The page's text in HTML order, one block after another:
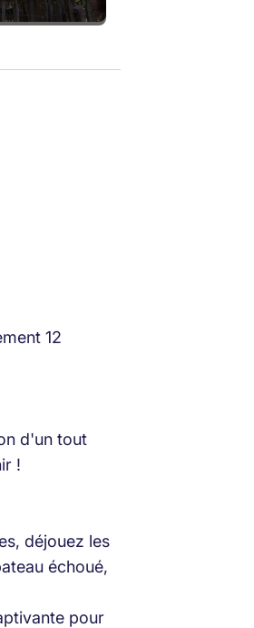
12
d'un tout
!
déjouez les
échoué,
pour